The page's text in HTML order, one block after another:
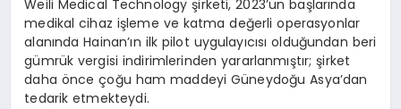
Weili Medical Technology şirketi, 2023’ün başlarında
medikal cihaz işleme ve katma değerli operasyonlar
alanında Hainan’ın ilk pilot uygulayıcısı olduğundan beri
gümrük vergisi indirimlerinden yararlanmıştır; şirket
daha önce çoğu ham maddeyi Güneydoğu Asya’dan
tedarik etmekteydi.